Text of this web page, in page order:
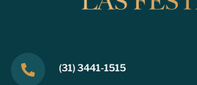
(31) 3441-1515